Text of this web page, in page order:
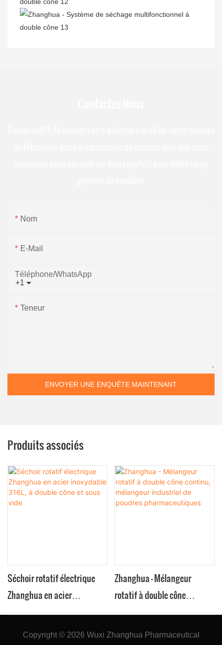
Nom
E-Mail
+1
Téléphone/WhatsApp
Teneur
ENVOYER UNE ENQUÊTE MAINTENANT
Produits associés
Séchoir rotatif électrique
Zhanghua en acier
inoxydable 316L, à double
cône et sous vide
Zhanghua - Mélangeur
rotatif à double cône
continu, mélangeur
industriel de poudres
Copyright © 2026 Wuxi Zhanghua Pharmaceutical